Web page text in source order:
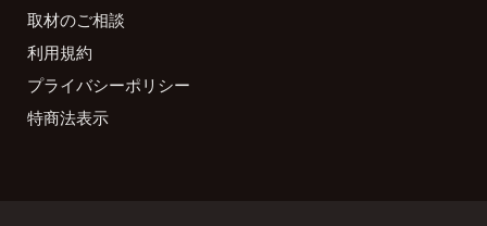
取材のご相談
利用規約
プライバシーポリシー
特商法表示